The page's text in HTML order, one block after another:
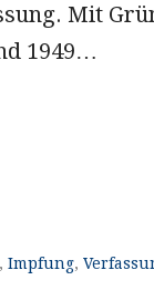
Mit
1949…
, Impfung,